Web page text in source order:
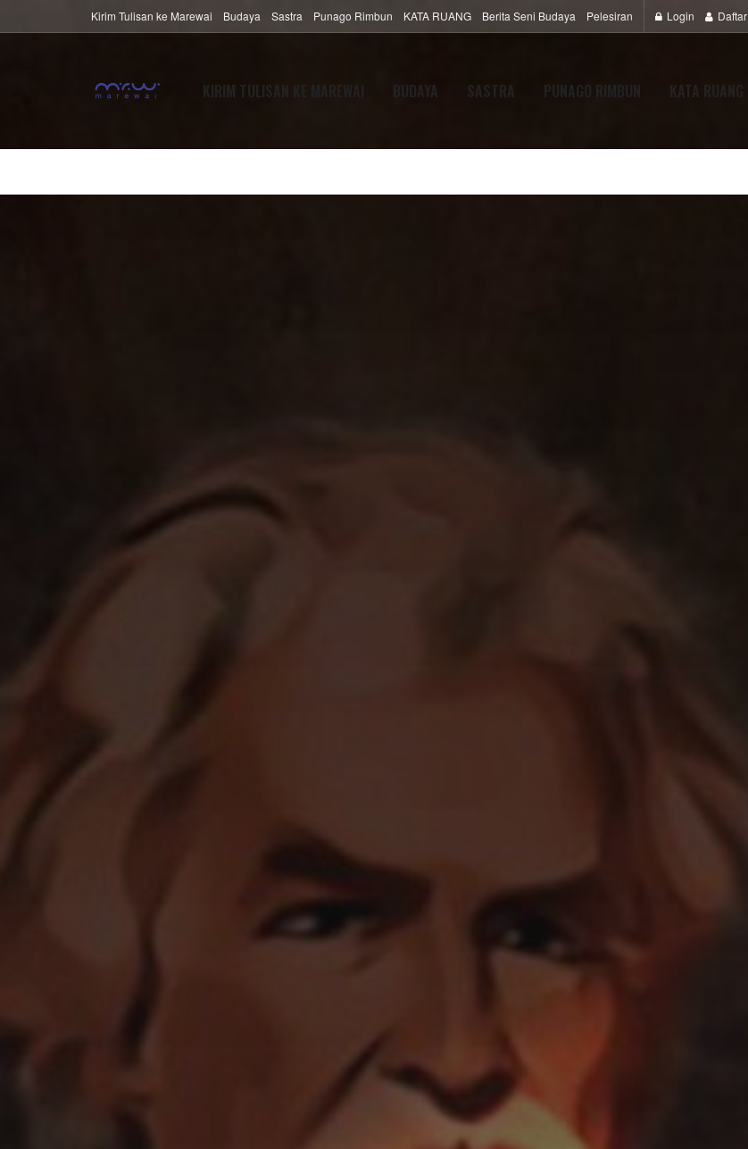
Kirim Tulisan ke Marewai Budaya Sastra Punago Rimbun KATA RUANG Berita Seni Budaya Pelesiran Login Daftar
KIRIM TULISAN KE MAREWAI BUDAYA SASTRA PUNAGO RIMBUN KATA RUANG